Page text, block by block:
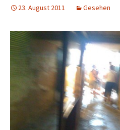
23. August 2011 Gesehen